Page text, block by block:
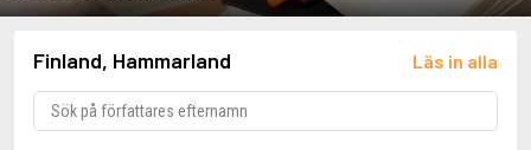
Finland, Hammarland Läs in alla